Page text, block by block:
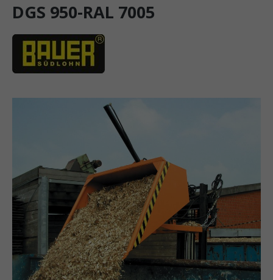
DGS 950-RAL 7005